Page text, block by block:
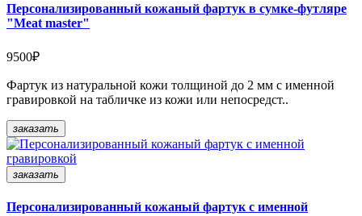
Персонализированный кожаный фартук в сумке-футляре
"Meat master"
9500₽
Фартук из натуральной кожи толщиной до 2 мм с именной
гравировкой на табличке из кожи или непосредст..
заказать
заказать
Персонализированный кожаный фартук с именной